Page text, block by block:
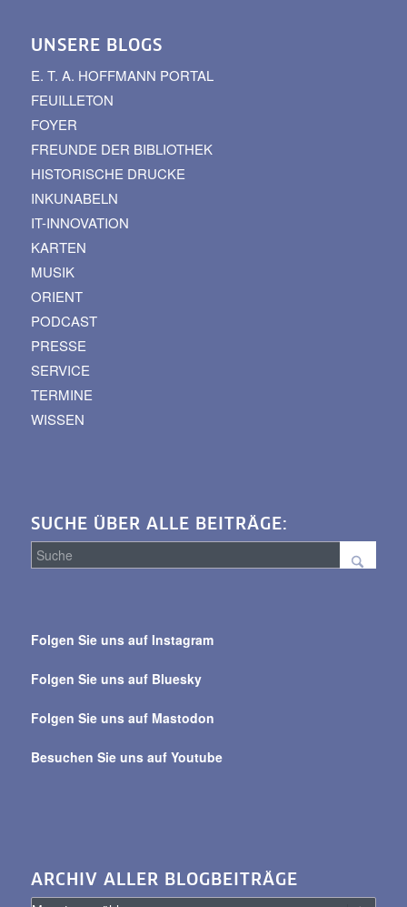
UNSERE BLOGS
E. T. A. HOFFMANN PORTAL
FEUILLETON
FOYER
FREUNDE DER BIBLIOTHEK
HISTORISCHE DRUCKE
INKUNABELN
IT-INNOVATION
KARTEN
MUSIK
ORIENT
PODCAST
PRESSE
SERVICE
TERMINE
WISSEN
SUCHE ÜBER ALLE BEITRÄGE:
alle
Folgen Sie uns auf Instagram
Folgen Sie uns auf Bluesky
Folgen Sie uns auf Mastodon
Besuchen Sie uns auf Youtube
ARCHIV ALLER BLOGBEITRÄGE